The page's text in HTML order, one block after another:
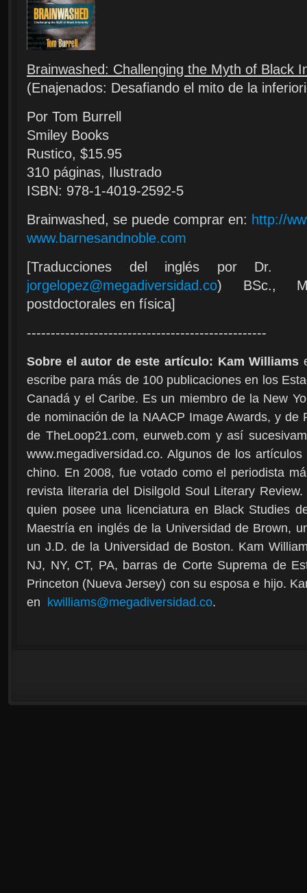
Brainwashed: Challenging the Myth of Black
(Enajenados: Desafiando el mito de la
Por Tom Burrell
Smiley Books
Rustico, $15.95
310 páginas, Ilustrado
ISBN: 978-1-4019-2592-5
Brainwashed, se puede comprar en: http://
www.barnesandnoble.com
[Traducciones del inglés por Dr.
jorgelopez@megadiversidad.co) BSc.,
postdoctorales en física]
--------------------------------------------------
Sobre el autor de este artículo: Kam Williams
escribe para más de 100 publicaciones en los
Canadá y el Caribe. Es un miembro de la New
de nominación de la NAACP Image Awards, y de
de TheLoop21.com, eurweb.com y así
www.megadiversidad.co. Algunos de los
chino. En 2008, fue votado como el periodista
revista literaria del Disilgold Soul Literary
quien posee una licenciatura en Black Studies
Maestría en inglés de la Universidad de Brown,
un J.D. de la Universidad de Boston. Kam
NJ, NY, CT, PA, barras de Corte Suprema de
Princeton (Nueva Jersey) con su esposa e hijo.
en kwilliams@megadiversidad.co.